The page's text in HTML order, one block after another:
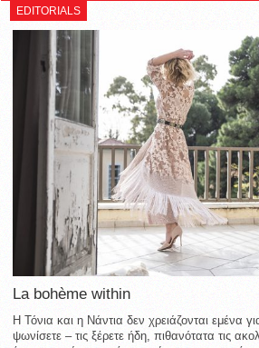
EDITORIALS
La bohème within
Η Τόνια και η Νάντια δεν χρειάζονται εμένα
ψωνίσετε – τις ξέρετε ήδη, πιθανότατα τις